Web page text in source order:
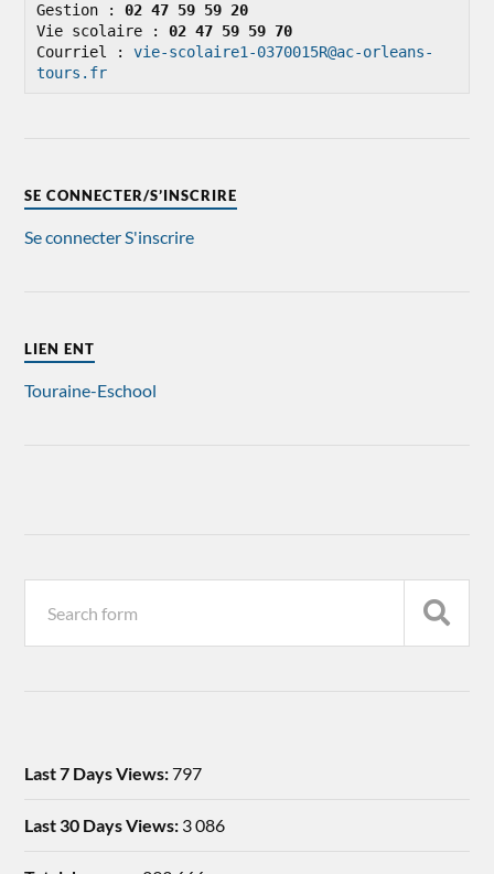
Gestion : 02 47 59 59 20
Vie scolaire : 02 47 59 59 70
Courriel : vie-scolaire1-0370015R@ac-orleans-
tours.fr
SE CONNECTER/S’INSCRIRE
Se connecterS'inscrire
LIEN ENT
Touraine-Eschool
Last 7 Days Views:797
Last 30 Days Views: 3 086